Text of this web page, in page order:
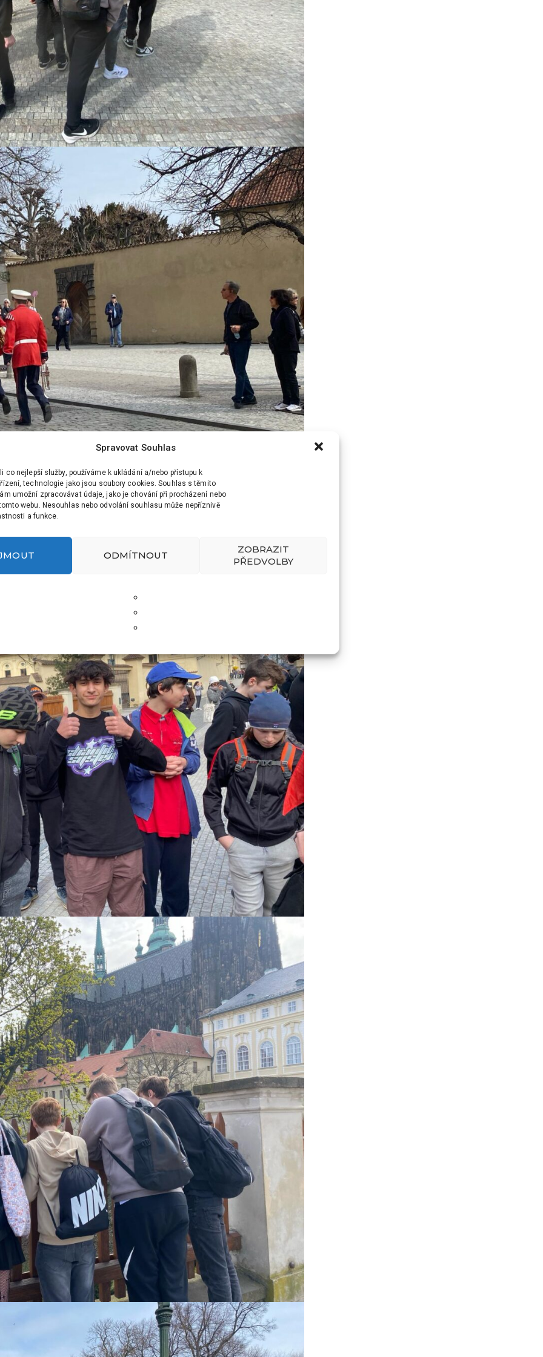
Spravovat Souhlas
co nejlepší služby, používáme k ukládání a/nebo přístupu k
technologie jako jsou soubory cookies. Souhlas s těmito
umožní zpracovávat údaje, jako je chování při procházení nebo
webu. Nesouhlas nebo odvolání souhlasu může nepříznivě
a funkce.
ODMÍTNOUT
ZOBRAZIT
PŘEDVOLBY